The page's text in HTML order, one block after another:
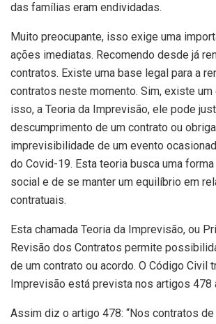
das famílias eram endividadas.
Muito preocupante, isso exige uma
ações imediatas. Recomendo desde já
contratos. Existe uma base legal para a
contratos neste momento. Sim, existe um
isso, a Teoria da Imprevisão, ele pode
descumprimento de um contrato ou
imprevisibilidade de um evento
do Covid-19. Esta teoria busca uma
social e de se manter um equilíbrio em
contratuais.
Esta chamada Teoria da Imprevisão, ou
Revisão dos Contratos permite
de um contrato ou acordo. O Código Civil
Imprevisão está prevista nos artigos 478
Assim diz o artigo 478: “Nos contratos